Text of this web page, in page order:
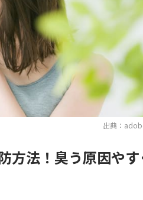
出典：
方法！臭う原因やす